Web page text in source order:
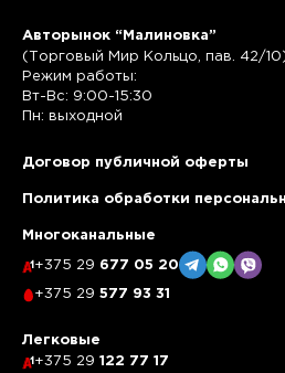
Авторынок “Малиновка”
(Торговый Мир Кольцо, пав. 42/
Режим работы:
Вт-Вс: 9:00-15:30
Пн: выходной
Договор публичной оферты
Политика обработки
Многоканальные
+375 29 677 05 20
+375 29 577 93 31
Легковые
+375 29 122 77 17